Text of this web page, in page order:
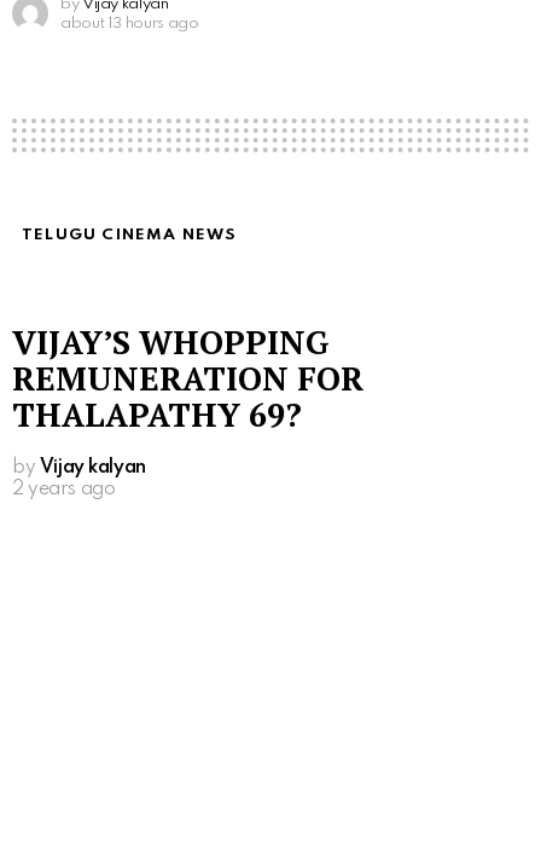
by Vijay kalyan
about 13 hours ago
TELUGU CINEMA NEWS
VIJAY’S WHOPPING
REMUNERATION FOR
THALAPATHY 69?
by Vijay kalyan
2 years ago